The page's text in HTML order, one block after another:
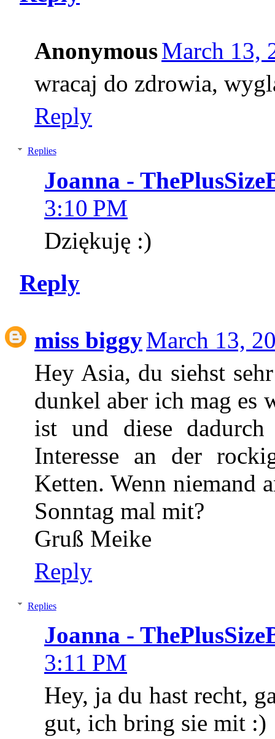
AnonymousMarch 13,
wracaj do zdrowia,
Reply
Replies
Joanna -
3:10 PM
Dziękuję :)
Reply
miss biggyMarch 13,
Hey Asia, du siehst
dunkel aber ich mag es
ist und diese
Interesse an der
Ketten. Wenn niemand
Sonntag mal mit?
Gruß Meike
Reply
Replies
Joanna -
3:11 PM
Hey, ja du hast recht,
gut, ich bring sie mit :)